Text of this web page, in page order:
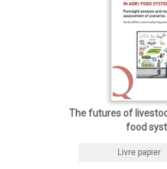
The futures of
food
Livre papier